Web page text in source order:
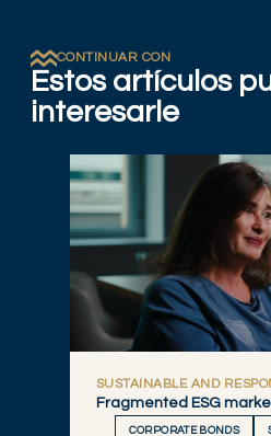
CONTINUAR CON
Estos artículos
interesarle
SUSTAINABLE AND
Fragmented ESG
CORPORATE BONDS